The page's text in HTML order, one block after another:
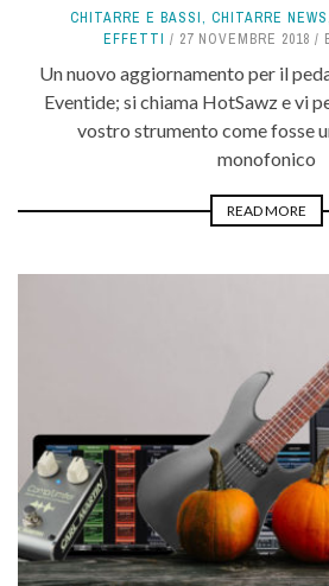
CHITARRE E BASSI, CHITARRE NEWS,
EFFETTI
27 NOVEMBRE 2018
Un nuovo aggiornamento per il
Eventide; si chiama HotSawz e vi
vostro strumento come fosse
monofonico
READ MORE